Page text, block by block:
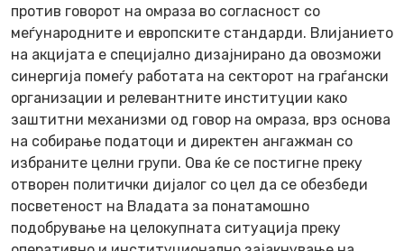
против говорот на омраза во согласност со
меѓународните и европските стандарди. Влијанието
на акцијата е специјално дизајнирано да овозможи
синергија помеѓу работата на секторот на граѓански
организации и релевантните институции како
заштитни механизми од говор на омраза, врз основа
на собирање податоци и директен ангажман со
избраните целни групи. Ова ќе се постигне преку
отворен политички дијалог со цел да се обезбеди
посветеност на Владата за понатамошно
подобрување на целокупната ситуација преку